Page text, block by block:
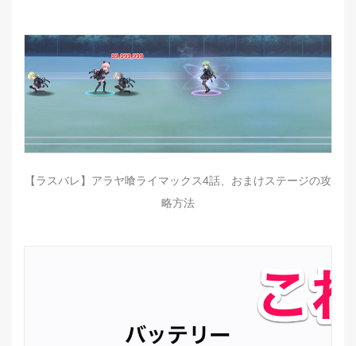
【ラスバレ】アラヤ喰ライマックス4話、おまけステージの攻
略方法